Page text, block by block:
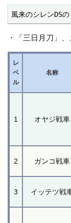
風来のシレンDS
・「三日月刀」
レ
ベ
ル
名称
1 オヤジ戦車
2 ガンコ戦車
3 イッテツ戦